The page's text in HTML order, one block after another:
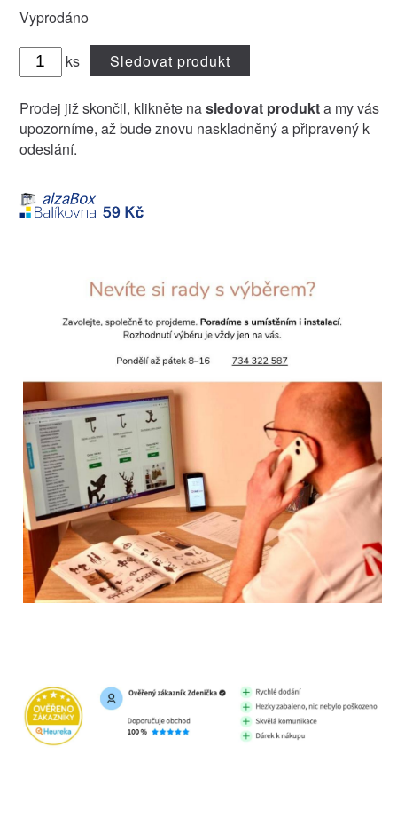
Vyprodáno
ks Sledovat produkt
Prodej již skončil, klikněte nasledovat produkta my vás
upozorníme, až bude znovu naskladněný a připravený k
odeslání.